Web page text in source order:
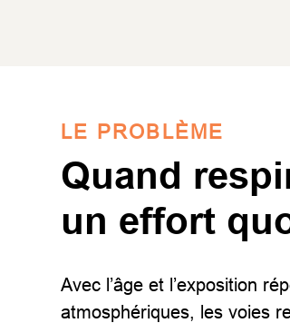
LE PROBLÈME
Quand
un effort
Avec l’âge et l’exposition
atmosphériques, les voies